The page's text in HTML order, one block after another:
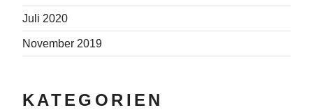
Juli 2020
November 2019
KATEGORIEN